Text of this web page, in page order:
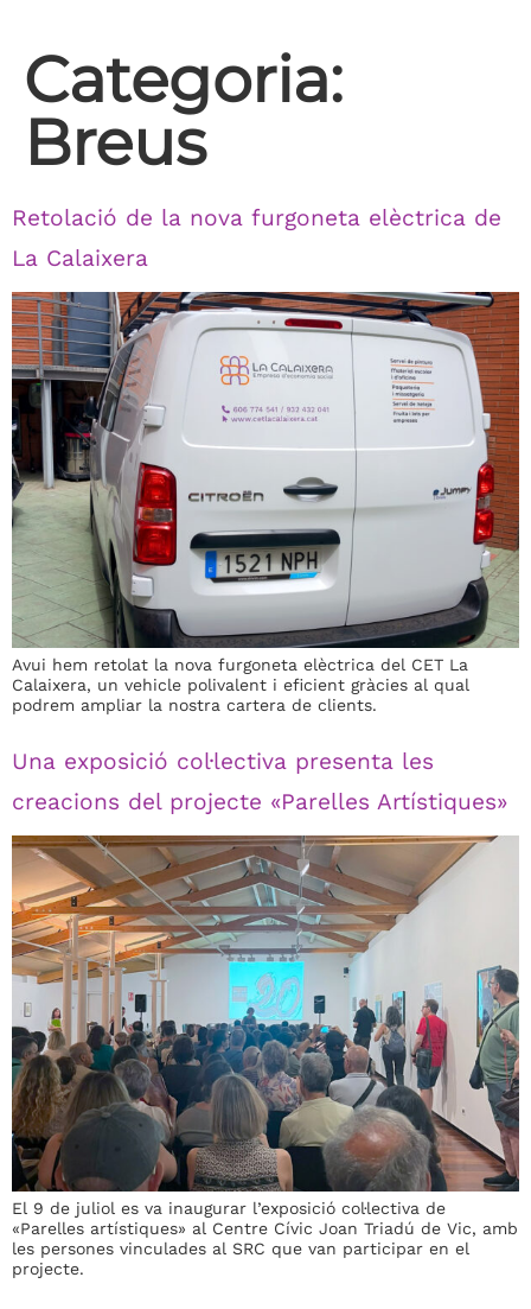
Categoria:
Breus
Retolació de la nova furgoneta elèctrica de
La Calaixera
Avui hem retolat la nova furgoneta elèctrica del CET La
Calaixera, un vehicle polivalent i eficient gràcies al qual
podrem ampliar la nostra cartera de clients.
Una exposició col·lectiva presenta les
creacions del projecte «Parelles Artístiques»
El 9 de juliol es va inaugurar l’exposició col·lectiva de
«Parelles artístiques» al Centre Cívic Joan Triadú de Vic, amb
les persones vinculades al SRC que van participar en el
projecte.